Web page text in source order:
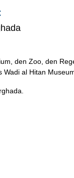
den Zoo, den
Wadi al Hitan